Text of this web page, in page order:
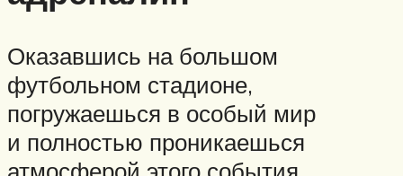
Оказавшись на большом
футбольном стадионе,
погружаешься в особый мир
и полностью проникаешься